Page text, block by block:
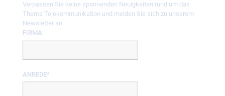
Verpassen Sie keine spannenden Neuigkeiten rund um das
Thema Telekommunikation und melden Sie sich zu unserem
Newsletter an:
FIRMA
ANREDE*